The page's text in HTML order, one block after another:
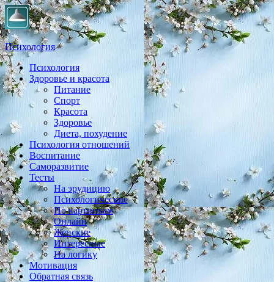
Психология
Практическая психология, личностный рост, экология,
здоровье, воспитание,
Психология
Здоровье и красота
Питание
Спорт
Красота
Здоровье
Диета, похудение
Психология отношений
Воспитание
Саморазвитие
Тесты
На эрудицию
Психологические
По картинкам
Онлайн
Женские
Интересные
На логику
Мотивация
Обратная связь